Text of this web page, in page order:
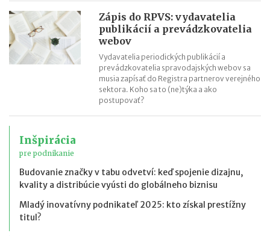
Zápis do RPVS: vydavatelia
publikácií a prevádzkovatelia
webov
Vydavatelia periodických publikácií a
prevádzkovatelia spravodajských webov sa
musia zapísať do Registra partnerov verejného
sektora. Koho sa to (ne)týka a ako
postupovať?
Inšpirácia
pre podnikanie
Budovanie značky v tabu odvetví: keď spojenie dizajnu,
kvality a distribúcie vyústi do globálneho biznisu
Mladý inovatívny podnikateľ 2025: kto získal prestížny
titul?